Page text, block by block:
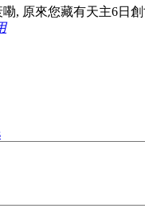
, 原來您藏有天主6日